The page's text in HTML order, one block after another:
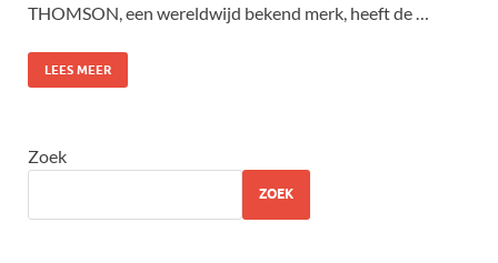
THOMSON, een wereldwijd bekend merk, heeft de …
LEES MEER
Zoek
ZOEK